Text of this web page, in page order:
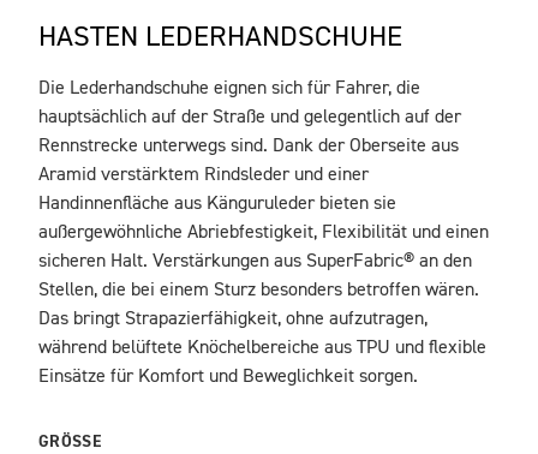
HASTEN LEDERHANDSCHUHE
BESCHREIBUNG
Die Lederhandschuhe eignen sich für Fahrer, die
hauptsächlich auf der Straße und gelegentlich auf der
Rennstrecke unterwegs sind. Dank der Oberseite aus
Aramid verstärktem Rindsleder und einer
Handinnenfläche aus Känguruleder bieten sie
außergewöhnliche Abriebfestigkeit, Flexibilität und einen
sicheren Halt. Verstärkungen aus SuperFabric® an den
Stellen, die bei einem Sturz besonders betroffen wären.
Das bringt Strapazierfähigkeit, ohne aufzutragen,
während belüftete Knöchelbereiche aus TPU und flexible
Einsätze für Komfort und Beweglichkeit sorgen.
GRÖSSE